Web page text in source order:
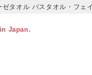
ゼタオル バスタオル・フェ
Japan.